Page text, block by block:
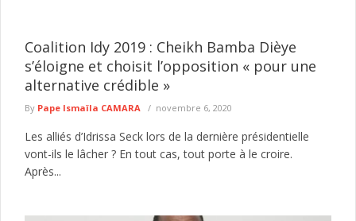
Coalition Idy 2019 : Cheikh Bamba Dièye
s’éloigne et choisit l’opposition « pour une
alternative crédible »
By Pape Ismaïla CAMARA novembre 6, 2020
Les alliés d’Idrissa Seck lors de la dernière présidentielle
vont-ils le lâcher ? En tout cas, tout porte à le croire.
Après...